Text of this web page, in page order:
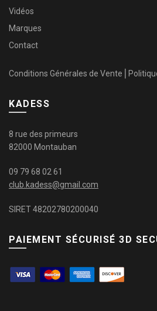
Vidéos
Marques
Contact
Conditions Générales de Vente
KADESS
8 rue des primeurs
82000 Montauban
09 79 68 02 61
club.kadess@gmail.com
SIRET 48202780200040
PAIEMENT SÉCURISÉ 3D